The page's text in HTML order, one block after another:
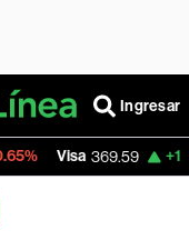
Ingresar
369.59 +1.07%